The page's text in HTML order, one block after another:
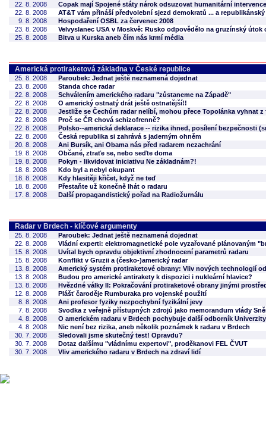
22. 8. 2008
Copak mají Spojené státy nárok odsuzovat humanitární
22. 8. 2008
AT&T vám přináší předvolební sjezd demokratů ... a
9. 8. 2008
Hospodaření OSBL za červenec 2008
23. 8. 2008
Velvyslanec USA v Moskvě: Rusko odpovědělo na gruzínský útok
25. 8. 2008
Bitva u Kurska aneb čím nás krmí média
Americká protiraketová základna v České republice
25. 8. 2008
Paroubek: Jednat ještě neznamená dojednat
23. 8. 2008
Standa chce radar
22. 8. 2008
Schválením amerického radaru "zůstaneme na Západě"
22. 8. 2008
O americký ostnatý drát ještě ostnatější!!
22. 8. 2008
Jestliže se Čechům radar nelíbí, mohou přece Topolánka vyhnat z
22. 8. 2008
Proč se ČR chová schizofrenně?
22. 8. 2008
Polsko--americká deklarace -- rizika ihned, posílení bezpečnosti
22. 8. 2008
Česká republika si zahrává s jaderným ohněm
20. 8. 2008
Ani Bursík, ani Obama nás před radarem nezachrání
19. 8. 2008
Občané, ztraťe se, nebo seďte doma
19. 8. 2008
Pokyn - likvidovat iniciativu Ne základnám?!
18. 8. 2008
Kdo byl a nebyl okupant
18. 8. 2008
Kdy hlasitěji křičet, když ne teď
18. 8. 2008
Přestaňte už konečně lhát o radaru
17. 8. 2008
Další propagandistický pořad na Radiožurnálu
Radar v Brdech - klíčové argumenty
25. 8. 2008
Paroubek: Jednat ještě neznamená dojednat
22. 8. 2008
Vládní experti: elektromagnetické pole vyzařované plánovaným
15. 8. 2008
Uvítal bych opravdu objektivní zhodnocení parametrů radaru
15. 8. 2008
Konflikt v Gruzii a (česko-)americký radar
13. 8. 2008
Americký systém protiraketové obrany: Vliv nových technologií
13. 8. 2008
Budou pro americké antirakety k dispozici i nukleární hlavice?
13. 8. 2008
Hvězdné války II: Pokračování protiraketové obrany jinými
12. 8. 2008
Plášť čaroděje Rumburaka pro vojenské použití
8. 8. 2008
Ani profesor fyziky nezpochybní fyzikální jevy
7. 8. 2008
Svodka z veřejně přístupných zdrojů jako memorandum vlády
4. 8. 2008
O americkém radaru v Brdech pochybuje další odborník
4. 8. 2008
Nic není bez rizika, aneb několik poznámek k radaru v Brdech
30. 7. 2008
Sledovali jsme skutečný test! Opravdu?
30. 7. 2008
Dotaz dalšímu "vládnímu expertovi", proděkanovi FEL ČVUT
30. 7. 2008
Vliv amerického radaru v Brdech na zdraví lidí